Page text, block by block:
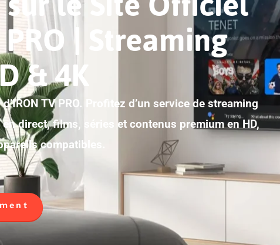
| Streaming
& 4K
TV PRO. Profitez d’un service de streaming
direct, films, séries et contenus premium en HD,
compatibles.